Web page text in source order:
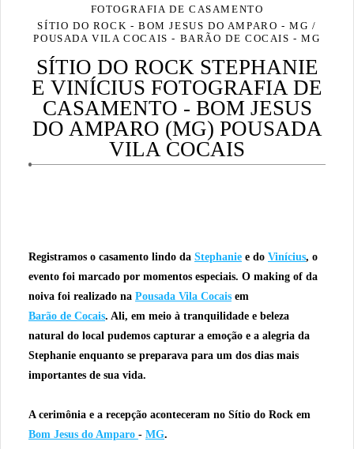
FOTOGRAFIA DE CASAMENTO
SÍTIO DO ROCK - BOM JESUS DO AMPARO - MG /
POUSADA VILA COCAIS - BARÃO DE COCAIS - MG
SÍTIO DO ROCK STEPHANIE
E VINÍCIUS FOTOGRAFIA DE
CASAMENTO - BOM JESUS
DO AMPARO (MG) POUSADA
VILA COCAIS
Registramos o casamento lindo da Stephanie e do Vinícius, o
evento foi marcado por momentos especiais. O making of da
noiva foi realizado na Pousada Vila Cocais em
Barão de Cocais. Ali, em meio à tranquilidade e beleza
natural do local pudemos capturar a emoção e a alegria da
Stephanie enquanto se preparava para um dos dias mais
importantes de sua vida.
A cerimônia e a recepção aconteceram no Sítio do Rock em
Bom Jesus do Amparo - MG.